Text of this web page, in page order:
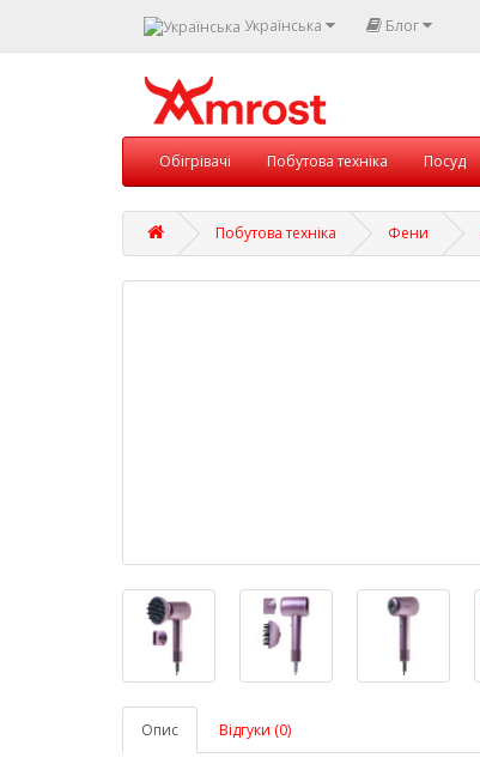
Українська Блог
Обігрівачі Побутова техніка Посуд
Побутова техніка Фени
Опис Відгуки (0)